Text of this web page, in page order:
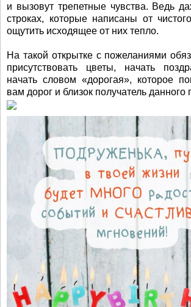
и вызовут трепетные чувства. Ведь
строках, которые написаны от
ощутить исходящее от них тепло.
На такой открытке с пожеланиями
присутствовать цветы, начать
начать словом «дорогая», которое
вам дорог и близок получатель данного